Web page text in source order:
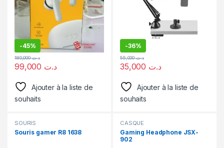
-45%
د.ت
د.ت180,000
Ajouter à la liste de
souhaits
-36%
د.ت
د.ت55,000
Ajouter à la liste de
souhaits
SOURIS
Souris gamer R8 1638
CASQUE
Gaming Headphone JSX-
902